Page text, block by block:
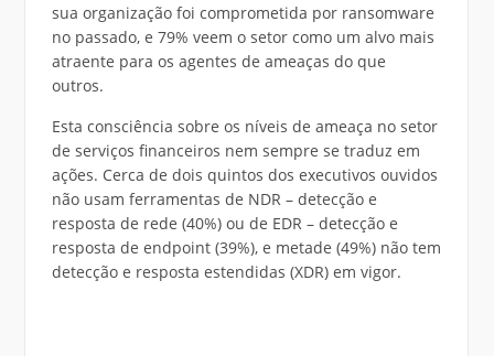
sua organização foi comprometida por ransomware
no passado, e 79% veem o setor como um alvo mais
atraente para os agentes de ameaças do que
outros.
Esta consciência sobre os níveis de ameaça no setor
de serviços financeiros nem sempre se traduz em
ações. Cerca de dois quintos dos executivos ouvidos
não usam ferramentas de NDR – detecção e
resposta de rede (40%) ou de EDR – detecção e
resposta de endpoint (39%), e metade (49%) não tem
detecção e resposta estendidas (XDR) em vigor.